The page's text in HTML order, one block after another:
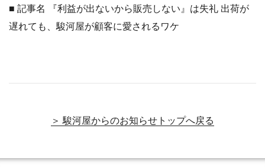
■ 記事名 『利益が出ないから販売しない』は失礼 出荷が
遅れても、駿河屋が顧客に愛されるワケ
＞ 駿河屋からのお知らせトップへ戻る